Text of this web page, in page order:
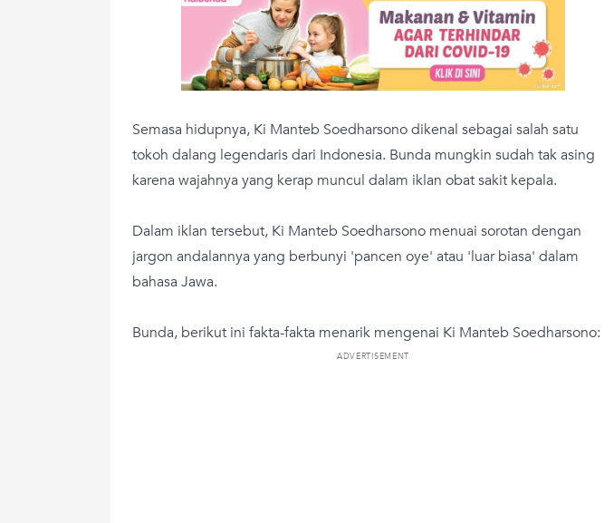
Semasa hidupnya, Ki Manteb Soedharsono dikenal sebagai salah satu
tokoh dalang legendaris dari Indonesia. Bunda mungkin sudah tak asing
karena wajahnya yang kerap muncul dalam iklan obat sakit kepala.
Dalam iklan tersebut, Ki Manteb Soedharsono menuai sorotan dengan
jargon andalannya yang berbunyi 'pancen oye' atau 'luar biasa' dalam
bahasa Jawa.
Bunda, berikut ini fakta-fakta menarik mengenai Ki Manteb Soedharsono:
ADVERTISEMENT